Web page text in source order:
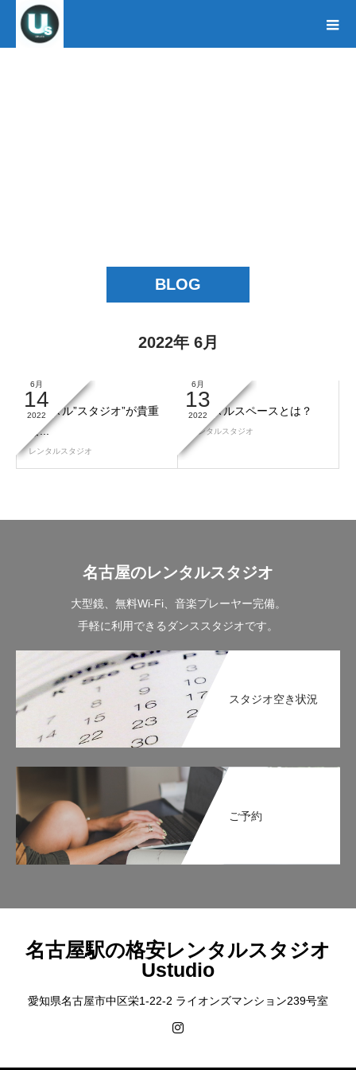
BLOG
2022年 6月
6月
14
2022
レンタル”スタジオ”が貴重
な...
レンタルスタジオ
6月
13
2022
レンタルスペースとは？
レンタルスタジオ
名古屋のレンタルスタジオ
大型鏡、無料Wi-Fi、音楽プレーヤー完備。
手軽に利用できるダンススタジオです。
スタジオ空き状況
ご予約
名古屋駅の格安レンタルスタジオ
Ustudio
愛知県名古屋市中区栄1-22-2 ライオンズマンション239号室